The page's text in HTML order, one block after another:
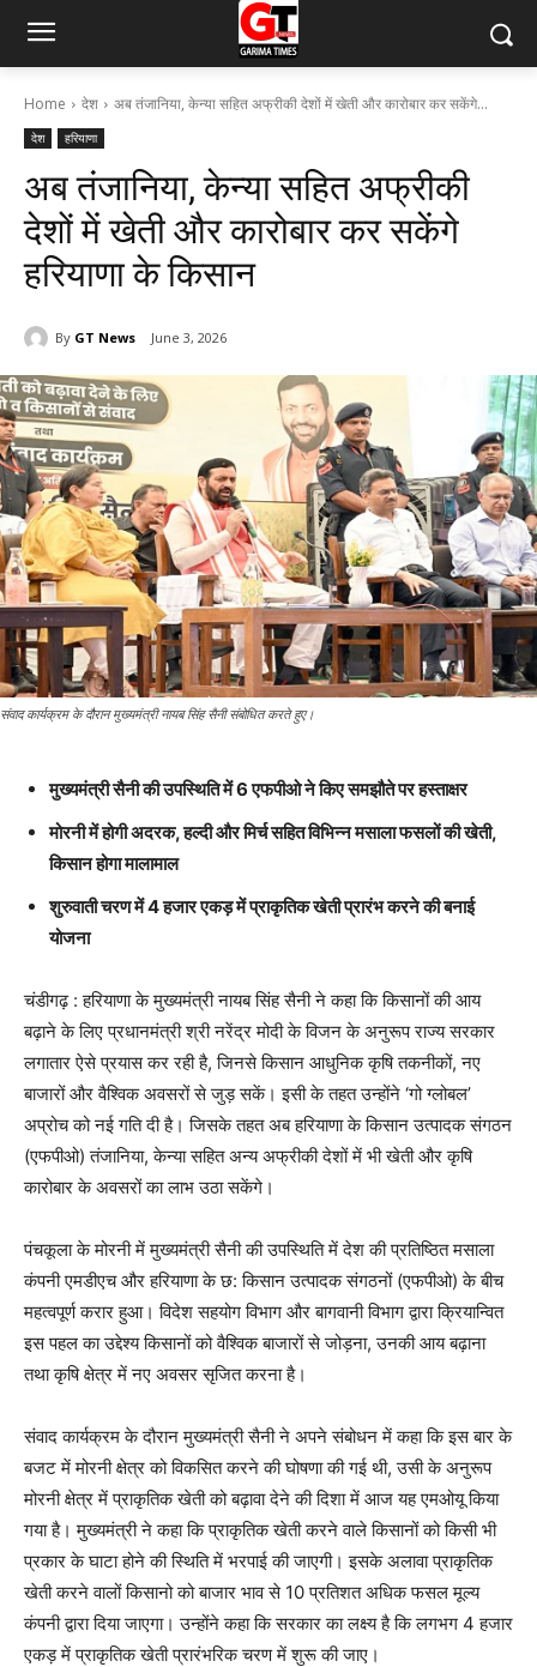
Home देश अब तंजानिया, केन्या सहित अफ्रीकी देशों में खेती और कारोबार कर सकेंगे...
देश हरियाणा
अब तंजानिया, केन्या सहित अफ्रीकी
देशों में खेती और कारोबार कर सकेंगे
हरियाणा के किसान
By GT News June 3, 2026
संवाद कार्यक्रम के दौरान मुख्यमंत्री नायब सिंह सैनी संबोधित करते हुए।
मुख्यमंत्री सैनी की उपस्थिति में 6 एफपीओ ने किए समझौते पर हस्ताक्षर
मोरनी में होगी अदरक, हल्दी और मिर्च सहित विभिन्न मसाला फसलों की खेती,
किसान होगा मालामाल
शुरुवाती चरण में 4 हजार एकड़ में प्राकृतिक खेती प्रारंभ करने की बनाई
योजना
चंडीगढ़ : हरियाणा के मुख्यमंत्री नायब सिंह सैनी ने कहा कि किसानों की आय
बढ़ाने के लिए प्रधानमंत्री श्री नरेंद्र मोदी के विजन के अनुरूप राज्य सरकार
लगातार ऐसे प्रयास कर रही है, जिनसे किसान आधुनिक कृषि तकनीकों, नए
बाजारों और वैश्विक अवसरों से जुड़ सकें। इसी के तहत उन्होंने ‘गो ग्लोबल’
अप्रोच को नई गति दी है। जिसके तहत अब हरियाणा के किसान उत्पादक संगठन
(एफपीओ) तंजानिया, केन्या सहित अन्य अफ्रीकी देशों में भी खेती और कृषि
कारोबार के अवसरों का लाभ उठा सकेंगे।
पंचकूला के मोरनी में मुख्यमंत्री सैनी की उपस्थिति में देश की प्रतिष्ठित मसाला
कंपनी एमडीएच और हरियाणा के छ: किसान उत्पादक संगठनों (एफपीओ) के बीच
महत्वपूर्ण करार हुआ। विदेश सहयोग विभाग और बागवानी विभाग द्वारा क्रियान्वित
इस पहल का उद्देश्य किसानों को वैश्विक बाजारों से जोड़ना, उनकी आय बढ़ाना
तथा कृषि क्षेत्र में नए अवसर सृजित करना है।
संवाद कार्यक्रम के दौरान मुख्यमंत्री सैनी ने अपने संबोधन में कहा कि इस बार के
बजट में मोरनी क्षेत्र को विकसित करने की घोषणा की गई थी, उसी के अनुरूप
मोरनी क्षेत्र में प्राकृतिक खेती को बढ़ावा देने की दिशा में आज यह एमओयू किया
गया है। मुख्यमंत्री ने कहा कि प्राकृतिक खेती करने वाले किसानों को किसी भी
प्रकार के घाटा होने की स्थिति में भरपाई की जाएगी। इसके अलावा प्राकृतिक
खेती करने वालों किसानो को बाजार भाव से 10 प्रतिशत अधिक फसल मूल्य
कंपनी द्वारा दिया जाएगा। उन्होंने कहा कि सरकार का लक्ष्य है कि लगभग 4 हजार
एकड़ में प्राकृतिक खेती प्रारंभरिक चरण में शुरू की जाए।